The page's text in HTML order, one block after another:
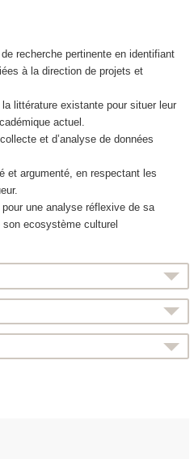
recherche pertinente en identifiant
à la direction de projets et
littérature existante pour situer leur
actuel.
et d’analyse de données
et argumenté, en respectant les
une analyse réflexive de sa
ecosystème culturel